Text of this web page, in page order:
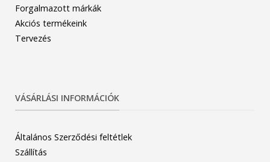
Forgalmazott márkák
Akciós termékeink
Tervezés
VÁSÁRLÁSI INFORMÁCIÓK
Általános Szerződési feltétlek
Szállítás